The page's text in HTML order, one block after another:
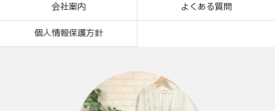
会社案内 よくある質問
個人情報保護方針